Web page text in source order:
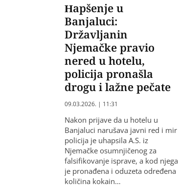
Hapšenje u
Banjaluci:
Državljanin
Njemačke pravio
nered u hotelu,
policija pronašla
drogu i lažne pečate
09.03.2026. | 11:31
Nakon prijave da u hotelu u
Banjaluci narušava javni red i mir
policija je uhapsila A.S. iz
Njemačke osumnjičenog za
falsifikovanje isprave, a kod njega
je pronađena i oduzeta određena
količina kokain…